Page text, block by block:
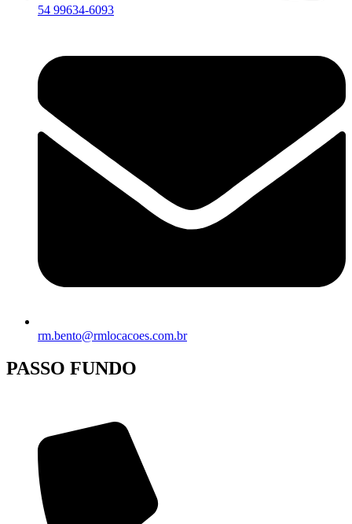
54 99634‑6093‬
rm.bento@rmlocacoes.com.br
PASSO FUNDO